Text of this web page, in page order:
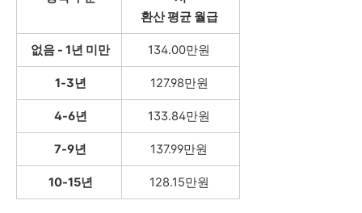
환산 평균 월급
없음 - 1년 미만 134.00만원
1-3년 127.98만원
4-6년 133.84만원
7-9년 137.99만원
10-15년 128.15만원